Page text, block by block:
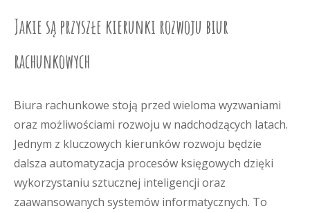
Jakie są przyszłe kierunki rozwoju biur
rachunkowych
Biura rachunkowe stoją przed wieloma wyzwaniami
oraz możliwościami rozwoju w nadchodzących latach.
Jednym z kluczowych kierunków rozwoju będzie
dalsza automatyzacja procesów księgowych dzięki
wykorzystaniu sztucznej inteligencji oraz
zaawansowanych systemów informatycznych. To